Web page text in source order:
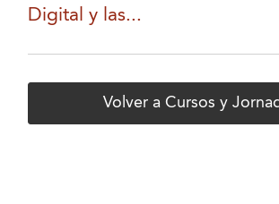
Digital y las...
Volver a Cursos y